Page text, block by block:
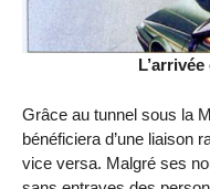
Grâce au tunnel sous la
bénéficiera d’une liaison
vice versa. Malgré ses